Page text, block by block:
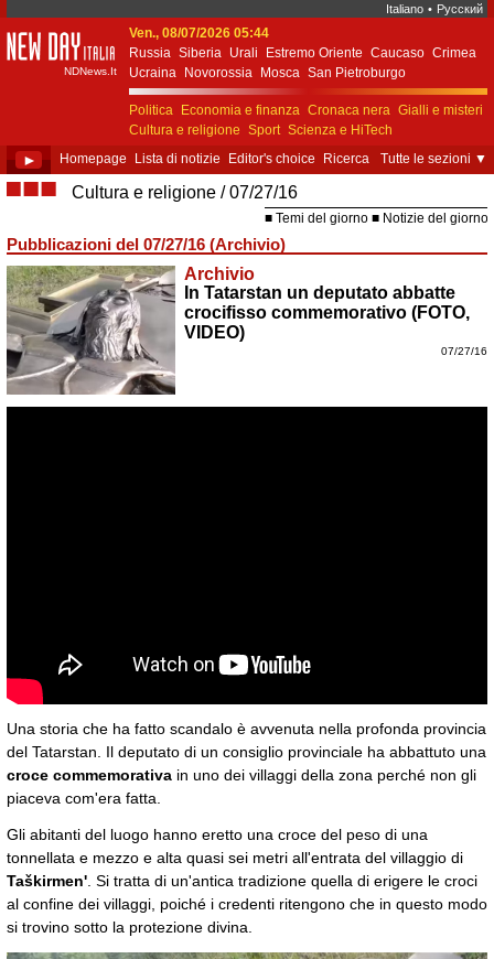
Italiano • Русский
New Day Italia
NDNews.It
Ven., 08/07/2026 05:44
Russia Siberia Urali Estremo Oriente Caucaso Crimea
Ucraina
Novorossia Mosca San Pietroburgo
Ekaterinburgo Kiev Simferopol
Sebastopoli
Politica
Economia e finanza Cronaca nera Gialli e misteri
Cultura e religione Sport Scienza e HiTech
Costume e società
Unione Europea
► Homepage Lista di notizie Editor's choice Ricerca Tutte le sezioni ▼
■■■ Cultura e religione 07/27/16
Temi del giorno Notizie del giorno
Pubblicazioni del 07/27/16 (Archivio)
Archivio
In Tatarstan un deputato abbatte
crocifisso commemorativo (FOTO,
VIDEO)
07/27/16
Una storia che ha fatto scandalo è avvenuta nella profonda provincia
del Tatarstan. Il deputato di un consiglio provinciale ha abbattuto una
croce commemorativa in uno dei villaggi della zona perché non gli
piaceva com'era fatta.
Gli abitanti del luogo hanno eretto una croce del peso di una
tonnellata e mezzo e alta quasi sei metri all'entrata del villaggio di
Taškirmen' . Si tratta di un'antica tradizione quella di erigere le croci
al confine dei villaggi, poiché i credenti ritengono che in questo modo
si trovino sotto la protezione divina.